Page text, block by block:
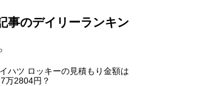
事のデイリーランキン
ハツ ロッキーの見積もり金額は
万2804円？